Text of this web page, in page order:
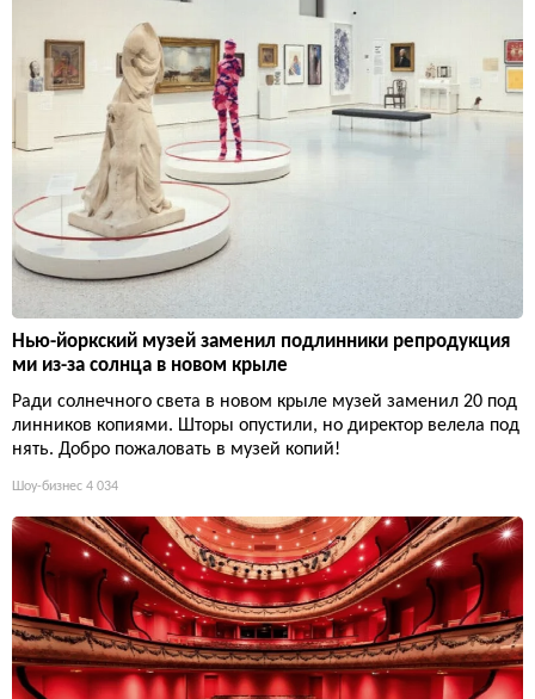
Нью-йоркский музей заменил подлинники репродукция
ми из-за солнца в новом крыле
Ради солнечного света в новом крыле музей заменил 20 под
линников копиями. Шторы опустили, но директор велела под
нять. Добро пожаловать в музей копий!
Шоу-бизнес 4 034